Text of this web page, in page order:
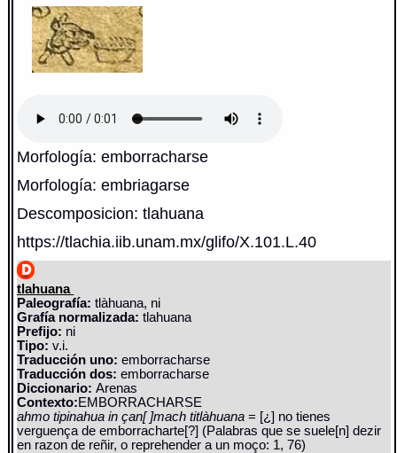
Morfología: emborracharse
Morfología: embriagarse
Descomposicion: tlahuana
https://tlachia.iib.unam.mx/glifo/X.101.L.40
tlahuana
Paleografía: tlàhuana, ni
Grafía normalizada: tlahuana
Prefijo: ni
Tipo: v.i.
Traducción uno: emborracharse
Traducción dos: emborracharse
Diccionario:Arenas
Contexto:EMBORRACHARSE
ahmo tipinahua in çan[ ]mach titlàhuana= [¿] no tienes
verguença de emborracharte[?] (Palabras que se suele[n] dezir
en razon de reñir, o reprehender a un moço: 1, 76)